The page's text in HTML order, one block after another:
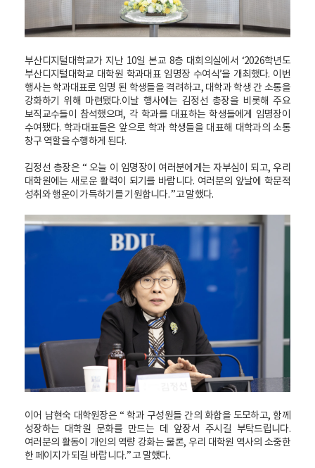
부산디지털대학교가 지난 10일 본교 8층 대회의실에서 ‘2026학년도
부산디지털대학교 대학원 학과대표 임명장 수여식’을 개최했다. 이번
행사는 학과대표로 임명 된 학생들을 격려하고, 대학과 학생 간 소통을
강화하기 위해 마련됐다.이날 행사에는 김정선 총장을 비롯해 주요
보직교수들이 참석했으며, 각 학과를 대표하는 학생들에게 임명장이
수여됐다. 학과대표들은 앞으로 학과 학생들을 대표해 대학과의 소통
창구 역할을 수행하게 된다.
김정선 총장은 “ 오늘 이 임명장이 여러분에게는 자부심이 되고, 우리
대학원에는 새로운 활력이 되기를 바랍니다. 여러분의 앞날에 학문적
성취와 행운이 가득하기를 기원합니다. ”고 말했다.
이어 남현숙 대학원장은 “ 학과 구성원들 간의 화합을 도모하고, 함께
성장하는 대학원 문화를 만드는 데 앞장서 주시길 부탁드립니다.
여러분의 활동이 개인의 역량 강화는 물론, 우리 대학원 역사의 소중한
한 페이지가 되길 바랍니다.” 고 말했다.